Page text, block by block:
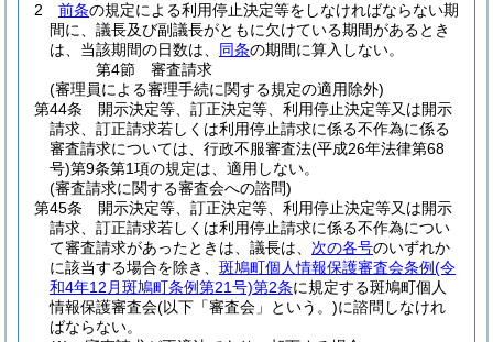
2
前条の規定による利用停止決定等をしなければならない期
間に、議長及び副議長がともに欠けている期間があるとき
は、当該期間の日数は、 同条の期間に算入しない。
第4節
審査請求
(審理員による審理手続に関する規定の適用除外)
第44条
開示決定等、訂正決定等、利用停止決定等又は開示
請求、訂正請求若しくは利用停止請求に係る不作為に係る
審査請求については、行政不服審査法(平成26年法律第68
号)第9条第1項の規定は、適用しない。
(審査請求に関する審査会への諮問)
第45条
開示決定等、訂正決定等、利用停止決定等又は開示
請求、訂正請求若しくは利用停止請求に係る不作為につい
て審査請求があったときは、議長は、 次の各号のいずれか
に該当する場合を除き、 斑鳩町個人情報保護審査会条例(令
和4年12月斑鳩町条例第21号)第2条に規定する斑鳩町個人
情報保護審査会(以下「審査会」という。)に諮問しなけれ
ばならない。